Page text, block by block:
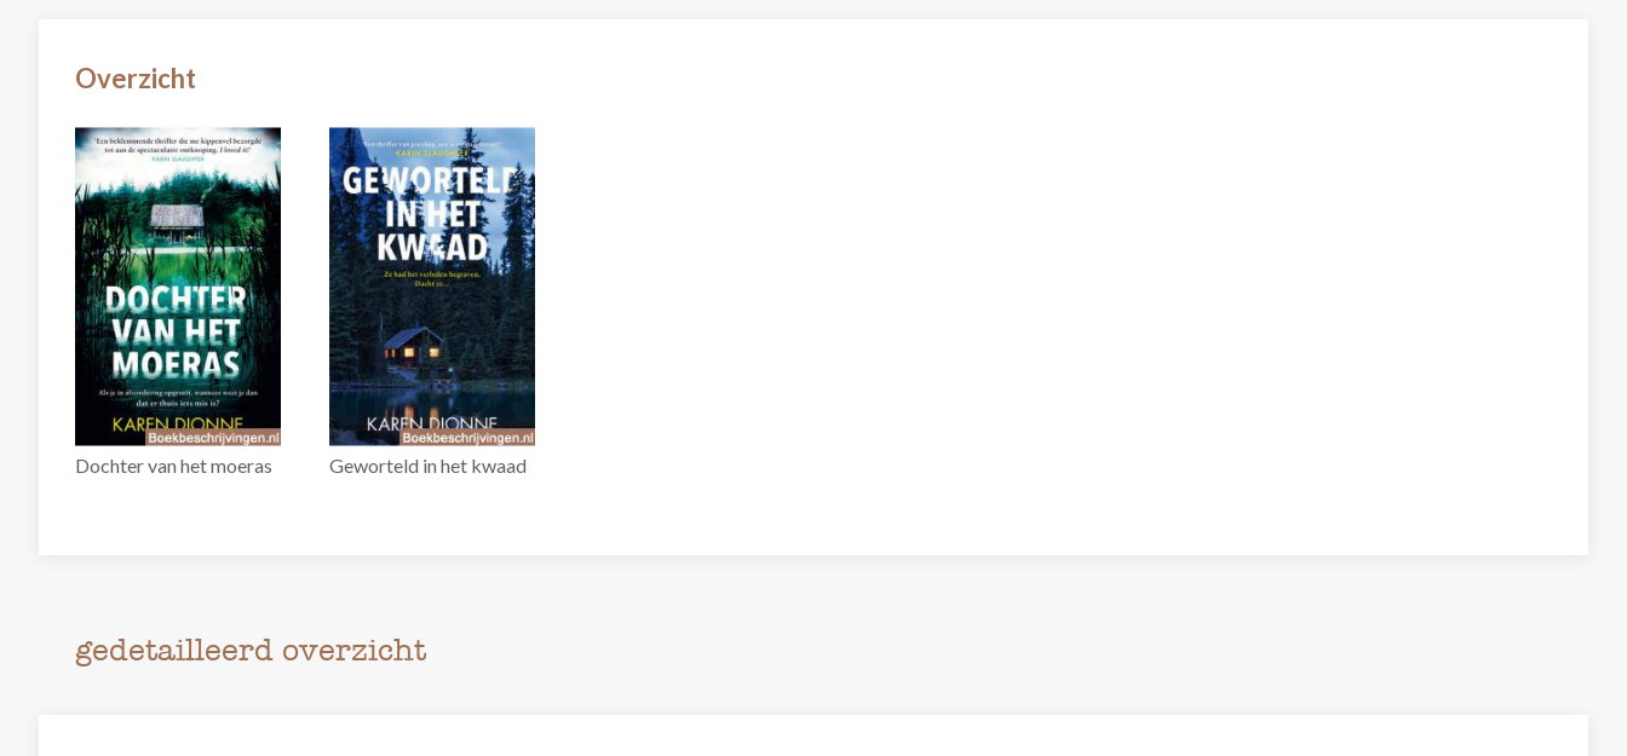
Overzicht
Dochter van het moeras Geworteld in het kwaad
gedetailleerd overzicht